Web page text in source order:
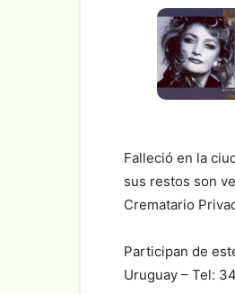
Falleció en la
sus restos son
Crematario
Participan de
Uruguay – Tel: